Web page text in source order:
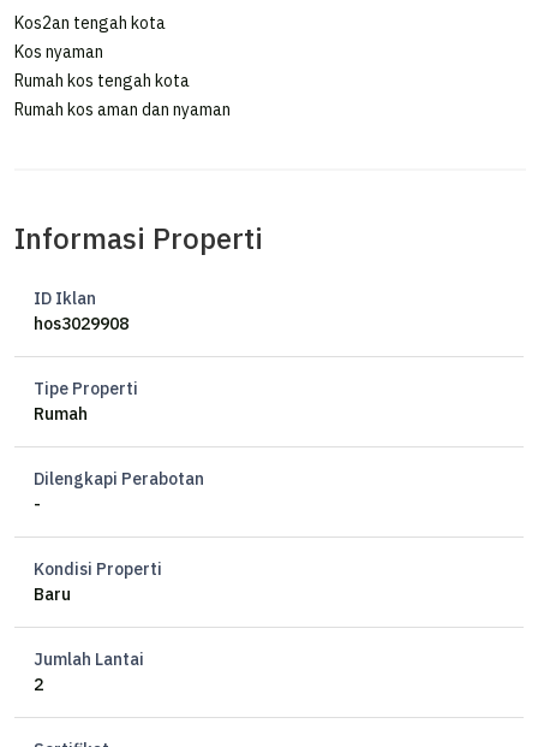
Kos2an tengah kota
Kos nyaman
Rumah kos tengah kota
Rumah kos aman dan nyaman
Informasi Properti
ID Iklan
hos3029908
Tipe Properti
Rumah
Dilengkapi Perabotan
-
Kondisi Properti
Baru
Jumlah Lantai
2